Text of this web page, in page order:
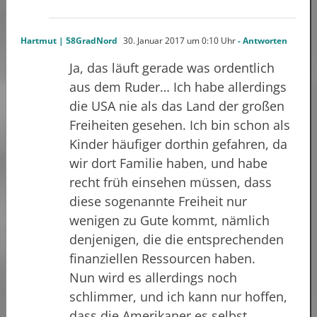
Hartmut | 58GradNord 30. Januar 2017 um 0:10 Uhr- Antworten
Ja, das läuft gerade was ordentlich
aus dem Ruder… Ich habe allerdings
die USA nie als das Land der großen
Freiheiten gesehen. Ich bin schon als
Kinder häufiger dorthin gefahren, da
wir dort Familie haben, und habe
recht früh einsehen müssen, dass
diese sogenannte Freiheit nur
wenigen zu Gute kommt, nämlich
denjenigen, die die entsprechenden
finanziellen Ressourcen haben.
Nun wird es allerdings noch
schlimmer, und ich kann nur hoffen,